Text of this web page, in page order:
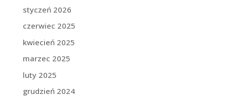
styczeń 2026
czerwiec 2025
kwiecień 2025
marzec 2025
luty 2025
grudzień 2024